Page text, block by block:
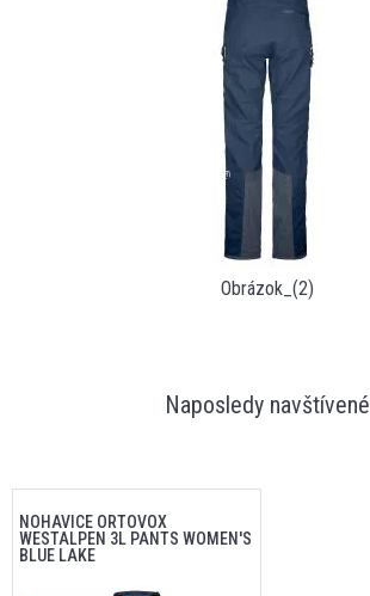
Obrázok_(2)
Naposledy navštívené
NOHAVICE ORTOVOX
WESTALPEN 3L PANTS WOMEN'S
BLUE LAKE